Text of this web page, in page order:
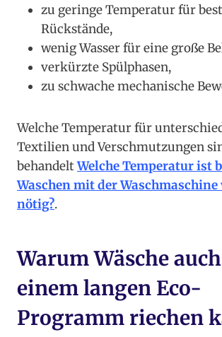
zu geringe Temperatur für
Rückstände,
wenig Wasser für eine große
verkürzte Spülphasen,
zu schwache mechanische
Welche Temperatur für
Textilien und Verschmutzungen
behandeltWelche Temperatur ist
Waschen mit der
nötig?.
Warum Wäsche
einem langen Eco-
Programm riechen